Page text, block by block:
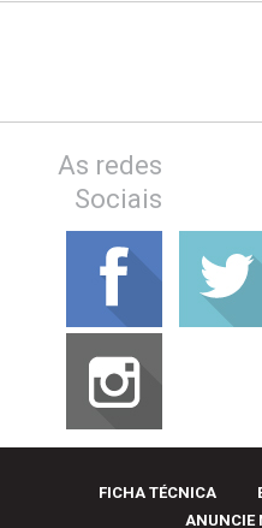
As redes
Sociais
FICHA TÉCNICA
ANUNCIE